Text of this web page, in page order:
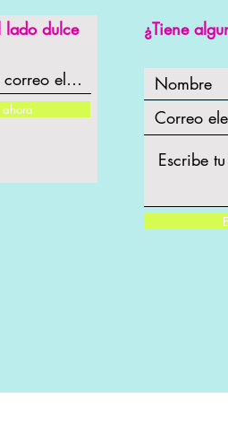
lado dulce
ahora
¿Tiene